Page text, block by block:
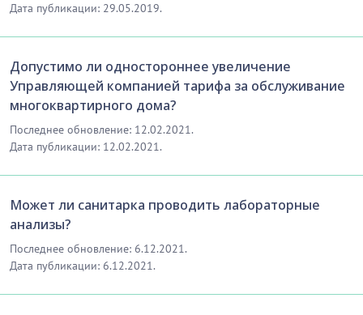
Дата публикации: 29.05.2019.
Допустимо ли одностороннее увеличение
Управляющей компанией тарифа за обслуживание
многоквартирного дома?
Последнее обновление: 12.02.2021.
Дата публикации: 12.02.2021.
Может ли санитарка проводить лабораторные
анализы?
Последнее обновление: 6.12.2021.
Дата публикации: 6.12.2021.